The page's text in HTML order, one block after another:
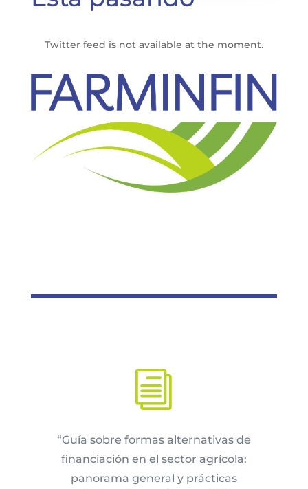
Twitter feed is not available at the moment.
i
“Guía sobre formas alternativas de
financiación en el sector agrícola:
panorama general y prácticas